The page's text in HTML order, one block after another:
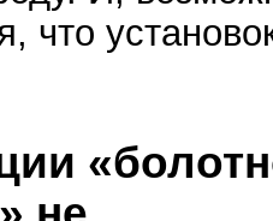
что